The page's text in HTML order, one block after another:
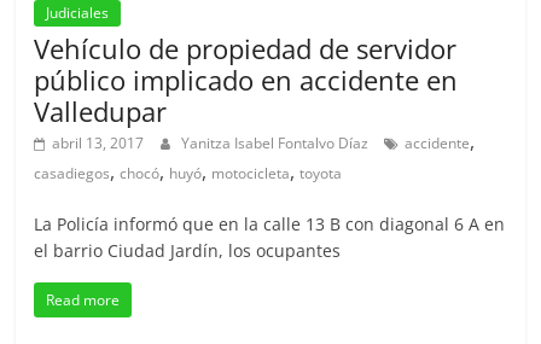
Judiciales
Vehículo de propiedad de servidor
público implicado en accidente en
Valledupar
abril 13, 2017 Yanitza Isabel Fontalvo Díaz accidente,
casadiegos,chocó, huyó, motocicleta,toyota
La Policía informó que en la calle 13 B con diagonal 6 A en
el barrio Ciudad Jardín, los ocupantes
Read more